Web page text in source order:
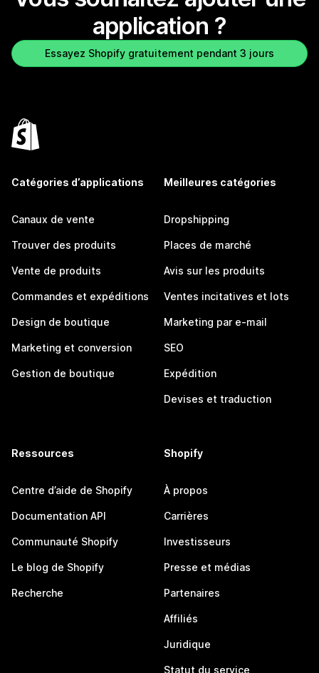
application ?
Essayez Shopify gratuitement pendant 3 jours
Catégories d’applications
Canaux de vente
Trouver des produits
Vente de produits
Commandes et expéditions
Design de boutique
Marketing et conversion
Gestion de boutique
Meilleures catégories
Dropshipping
Places de marché
Avis sur les produits
Ventes incitatives et lots
Marketing par e-mail
SEO
Expédition
Devises et traduction
Ressources
Centre d’aide de Shopify
Documentation API
Communauté Shopify
Le blog de Shopify
Recherche
Shopify
À propos
Carrières
Investisseurs
Presse et médias
Partenaires
Affiliés
Juridique
Statut du service